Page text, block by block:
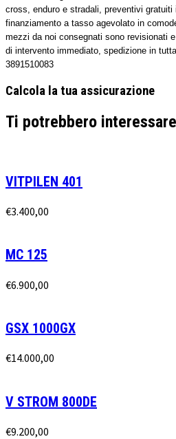
cross, enduro e stradali, preventivi
finanziamento a tasso agevolato in
mezzi da noi consegnati sono revisionati
di intervento immediato, spedizione in
3891510083
Calcola la tua assicurazione
Ti potrebbero
VITPILEN 401
€3.400,00
MC 125
€6.900,00
GSX 1000GX
€14.000,00
V STROM 800DE
€9.200,00